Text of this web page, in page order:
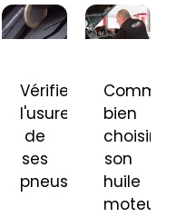
Vérifier
l'usure
de
ses
pneus
Comment
bien
choisir
son
huile
moteur